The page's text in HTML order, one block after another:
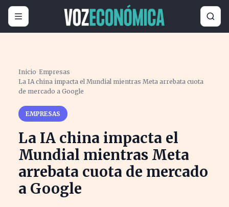
Inicio ›Empresas ›
La IA china impacta el Mundial mientras Meta arrebata cuota
de mercado a Google
EMPRESAS
La IA china impacta el
Mundial mientras Meta
arrebata cuota de mercado
a Google